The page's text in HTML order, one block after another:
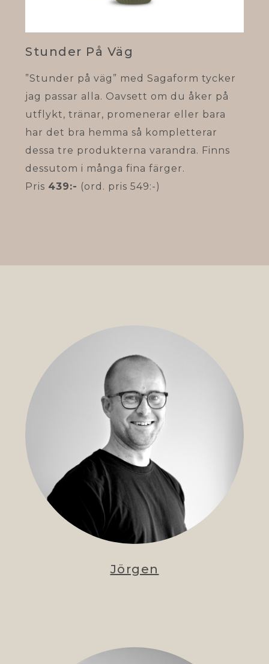
Stunder På Väg
”Stunder på väg” med Sagaform tycker
jag passar alla. Oavsett om du åker på
utflykt, tränar, promenerar eller bara
har det bra hemma så kompletterar
dessa tre produkterna varandra. Finns
dessutom i många fina färger.
Pris 439:- (ord. pris 549:-)
Jörgen